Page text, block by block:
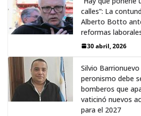
calles”: La
Alberto Botto
reformas
30 abril, 2026
Silvio
peronismo debe
bomberos que
vaticinó nuevos
para el 2027